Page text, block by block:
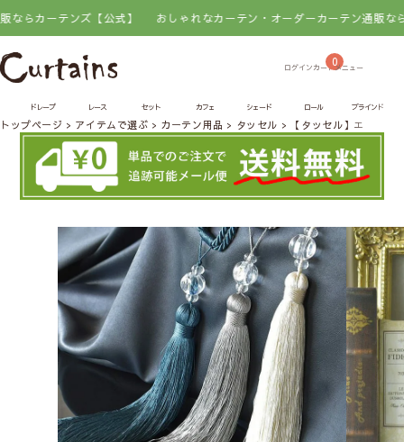
テンズ【公式】 おしゃれなカーテン・オーダーカーテン通販ならカーテ
0
ドレープ レース セット カフェ シェード ロール ブラインド
トップページ アイテムで選ぶ カーテン用品 タッセル 【タッセル】エクレー